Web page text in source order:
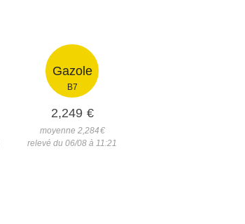
Gazole
B7
2,249 €
moyenne 2,284€
relevé du 06/08 à 11:21